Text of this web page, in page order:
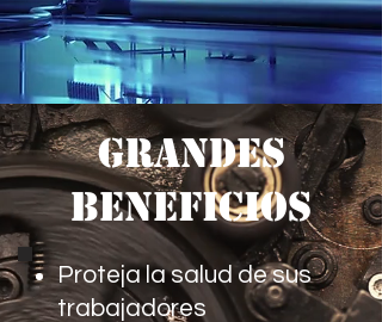
GRANDES
BENEFICIOS
Proteja la salud de sus
trabajadores